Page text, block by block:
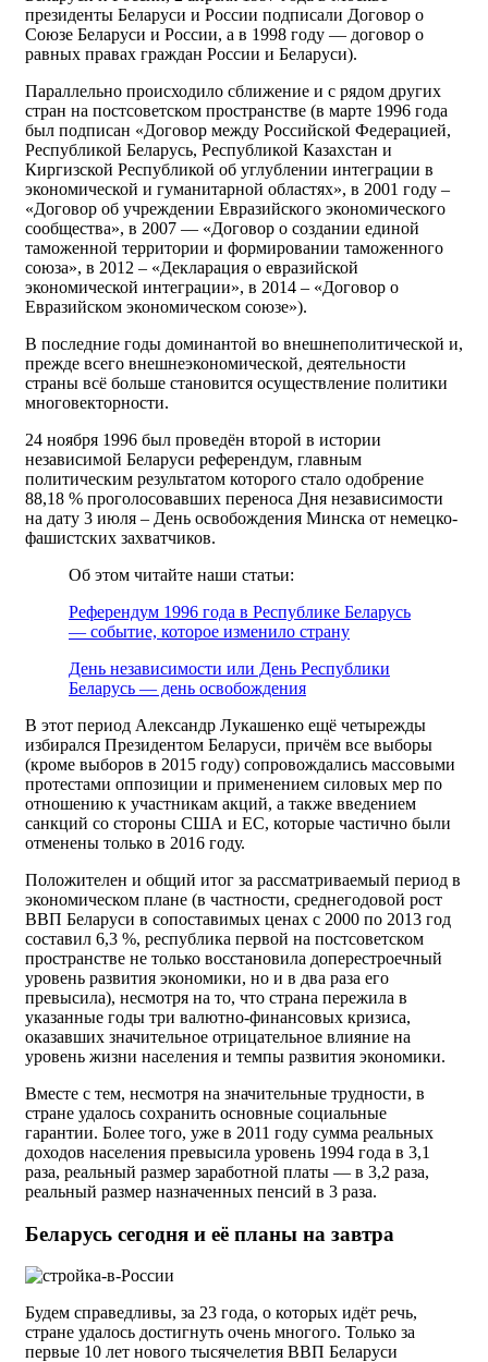
президенты Беларуси и России подписали Договор о
Союзе Беларуси и России, а в 1998 году — договор о
равных правах граждан России и Беларуси).
Параллельно происходило сближение и с рядом других
стран на постсоветском пространстве (в марте 1996 года
был подписан «Договор между Российской Федерацией,
Республикой Беларусь, Республикой Казахстан и
Киргизской Республикой об углублении интеграции в
экономической и гуманитарной областях», в 2001 году –
«Договор об учреждении Евразийского экономического
сообщества», в 2007 — «Договор о создании единой
таможенной территории и формировании таможенного
союза», в 2012 – «Декларация о евразийской
экономической интеграции», в 2014 – «Договор о
Евразийском экономическом союзе»).
В последние годы доминантой во внешнеполитической и,
прежде всего внешнеэкономической, деятельности
страны всё больше становится осуществление политики
многовекторности.
24 ноября 1996 был проведён второй в истории
независимой Беларуси референдум, главным
политическим результатом которого стало одобрение
88,18 % проголосовавших переноса Дня независимости
на дату 3 июля – День освобождения Минска от немецко-
фашистских захватчиков.
Об этом читайте наши статьи:
Референдум 1996 года в Республике Беларусь
— событие, которое изменило страну
День независимости или День Республики
Беларусь — день освобождения
В этот период Александр Лукашенко ещё четырежды
избирался Президентом Беларуси, причём все выборы
(кроме выборов в 2015 году) сопровождались массовыми
протестами оппозиции и применением силовых мер по
отношению к участникам акций, а также введением
санкций со стороны США и ЕС, которые частично были
отменены только в 2016 году.
Положителен и общий итог за рассматриваемый период в
экономическом плане (в частности, среднегодовой рост
ВВП Беларуси в сопоставимых ценах с 2000 по 2013 год
составил 6,3 %, республика первой на постсоветском
пространстве не только восстановила доперестроечный
уровень развития экономики, но и в два раза его
превысила), несмотря на то, что страна пережила в
указанные годы три валютно-финансовых кризиса,
оказавших значительное отрицательное влияние на
уровень жизни населения и темпы развития экономики.
Вместе с тем, несмотря на значительные трудности, в
стране удалось сохранить основные социальные
гарантии. Более того, уже в 2011 году сумма реальных
доходов населения превысила уровень 1994 года в 3,1
раза, реальный размер заработной платы — в 3,2 раза,
реальный размер назначенных пенсий в 3 раза.
Беларусь сегодня и её планы на завтра
Будем справедливы, за 23 года, о которых идёт речь,
стране удалось достигнуть очень многого. Только за
первые 10 лет нового тысячелетия ВВП Беларуси